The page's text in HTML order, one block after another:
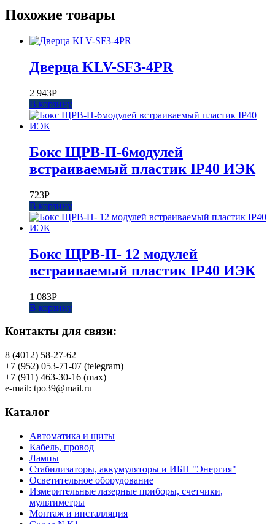
Похожие товары
Дверца KLV-SF3-4PR
2 943Р
В корзину
Бокс ЩРВ-П-6модулей
встраиваемый пластик IP40 ИЭК
723Р
В корзину
Бокс ЩРВ-П- 12 модулей
встраиваемый пластик IP40 ИЭК
1 083Р
В корзину
Контакты для связи:
8 (4012) 58-27-62
+7 (952) 053-71-07 (telegram)
+7 (911) 463-30-16 (max)
e-mail: tpo39@mail.ru
Каталог
Автоматика и щиты
Кабель, провод
Лампы
Стабилизаторы, аккумуляторы и ИБП "Энергия"
Осветительное оборудование
Измерительные лазерные приборы, счетчики,
мультиметры
Монтаж и инсталляция